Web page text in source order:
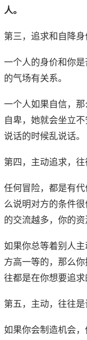
人。
第三，追求和自降身
一个人的身价和你
的气场有关系。
一个人如果自信，
自卑，她就会坐立
说话的时候乱说话。
第四，主动追求，往
任何冒险，都是有
么说明对方的条件
的交流越多，你的资
如果你总等着别人
方高一等的，那么
往都是在你想要追求
第五，主动，往往是
如果你会制造机会